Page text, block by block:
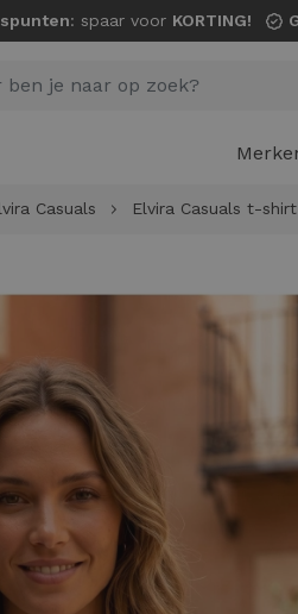
: spaar voor KORTING!
Casuals Elvira Casuals t-